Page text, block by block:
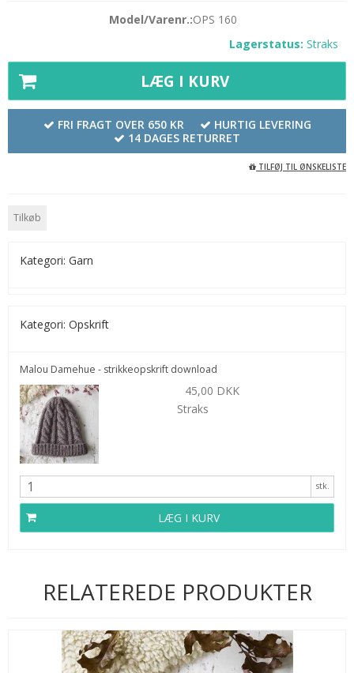
Model/Varenr.:OPS 160
Lagerstatus: Straks
LÆG I KURV
FRI FRAGT OVER 650 KR
HURTIG LEVERING
14 DAGES RETURRET
TILFØJ TIL ØNSKELISTE
Tilkøb
Kategori: Garn
Kategori: Opskrift
Malou Damehue - strikkeopskrift download
45,00 DKK
Straks
stk.
LÆG I KURV
RELATEREDE PRODUKTER